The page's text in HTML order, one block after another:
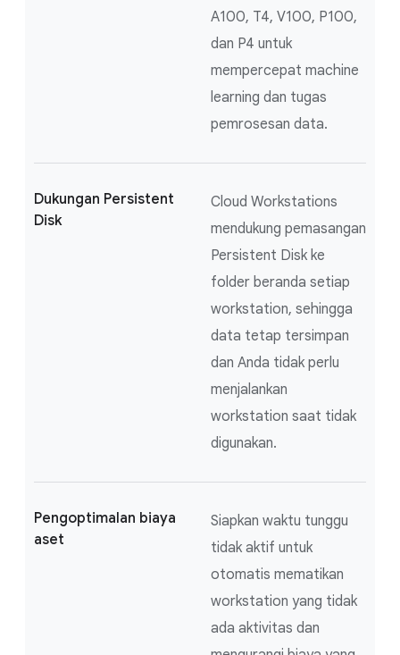
A100, T4, V100, P100,
dan P4 untuk
mempercepat machine
learning dan tugas
pemrosesan data.
Dukungan Persistent
Disk
Cloud Workstations
mendukung pemasangan
Persistent Disk ke
folder beranda setiap
workstation, sehingga
data tetap tersimpan
dan Anda tidak perlu
menjalankan
workstation saat tidak
digunakan.
Pengoptimalan biaya
aset
Siapkan waktu tunggu
tidak aktif untuk
otomatis mematikan
workstation yang tidak
ada aktivitas dan